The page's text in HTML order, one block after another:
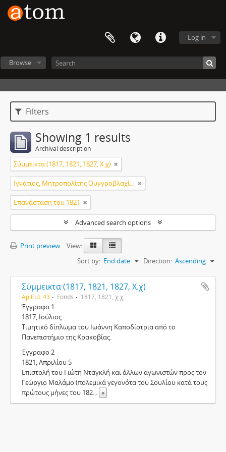
Log in
Browse
Filters
Showing 1 results
Archival description
Σύμμεικτα (1817, 1821, 1827, Χ.χ)
Ιγνάτιος, Μητροπολίτης Ουγγροβλαχίας
Επανάσταση του 1821
Advanced search options
Print preview
View:
Sort by: End date Direction: Ascending
Σύμμεικτα (1817, 1821, 1827, Χ.χ)
Αρ.Εισ. 43 Fonds 1817, 1821, χ.χ.
Έγγραφο 1
1817, Ιούλιος
Τιμητικό δίπλωμα του Ιωάννη Καποδίστρια από το
Πανεπιστήμιο της Κρακοβίας.
Έγγραφο 2
1821, Απριλίου 5
Επιστολή του Γιώτη Νταγκλή και άλλων αγωνιστών προς τον
Γεώργιο Μαλάμο (πολεμικά γεγονότα του Σουλίου κατά τους
πρώτους μήνες του 182... »